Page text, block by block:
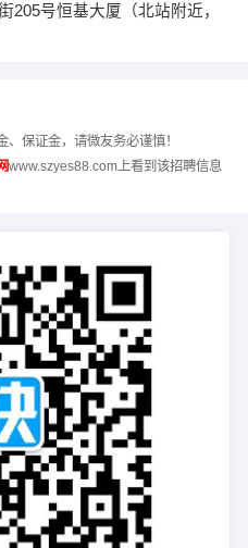
205号恒基大厦（北站附近，
保证金，请微友务必谨慎！
www.szyes88.com上看到该招聘信息